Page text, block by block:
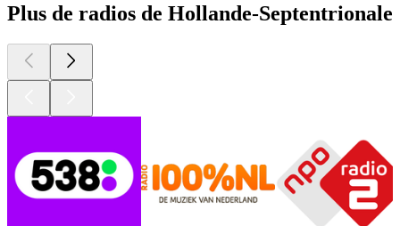
Plus de radios de Hollande-Septentrionale